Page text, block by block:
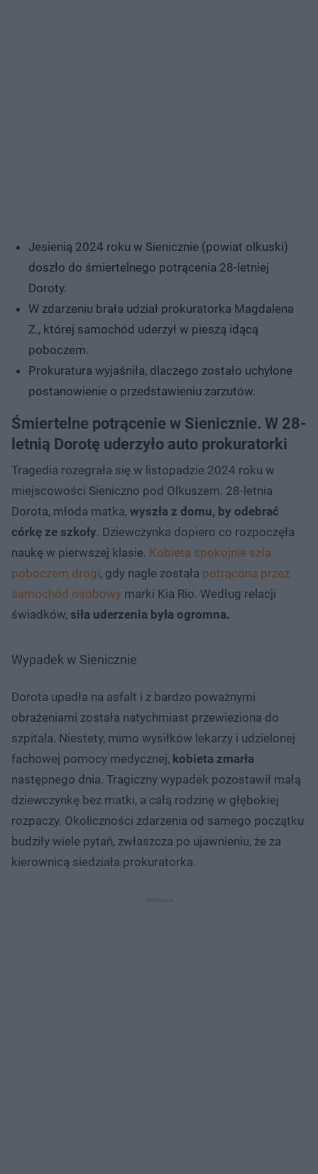
Jesienią 2024 roku w Sienicznie (powiat olkuski)
doszło do śmiertelnego potrącenia 28-letniej
Doroty.
W zdarzeniu brała udział prokuratorka Magdalena
Z., której samochód uderzył w pieszą idącą
poboczem.
Prokuratura wyjaśniła, dlaczego zostało uchylone
postanowienie o przedstawieniu zarzutów.
Śmiertelne potrącenie w Sienicznie. W 28-
letnią Dorotę uderzyło auto prokuratorki
Tragedia rozegrała się w listopadzie 2024 roku w
miejscowości Sieniczno pod Olkuszem. 28-letnia
Dorota, młoda matka, wyszła z domu, by odebrać
córkę ze szkoły. Dziewczynka dopiero co rozpoczęła
naukę w pierwszej klasie. Kobieta spokojnie szła
poboczem drogi, gdy nagle została potrącona przez
samochód osobowy marki Kia Rio. Według relacji
świadków, siła uderzenia była ogromna.
Wypadek w Sienicznie
Dorota upadła na asfalt i z bardzo poważnymi
obrażeniami została natychmiast przewieziona do
szpitala. Niestety, mimo wysiłków lekarzy i udzielonej
fachowej pomocy medycznej, kobieta zmarła
następnego dnia. Tragiczny wypadek pozostawił małą
dziewczynkę bez matki, a całą rodzinę w głębokiej
rozpaczy. Okoliczności zdarzenia od samego początku
budziły wiele pytań, zwłaszcza po ujawnieniu, że za
kierownicą siedziała prokuratorka.